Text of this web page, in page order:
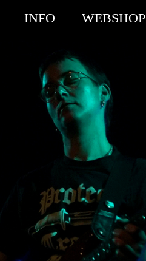
INFO WEBSHOP